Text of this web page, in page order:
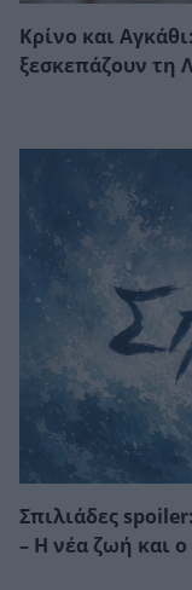
Κρίνο και
ξεσκεπάζουν τη
Σπιλιάδες
– Η νέα ζωή και